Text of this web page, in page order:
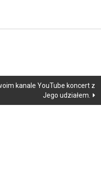
kanale YouTube koncert z
Jego udziałem.